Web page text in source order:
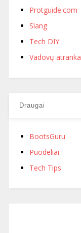
Protguide.com
Slang
Tech DIY
Vadovų atranka
Draugai
BootsGuru
Puodeliai
Tech Tips